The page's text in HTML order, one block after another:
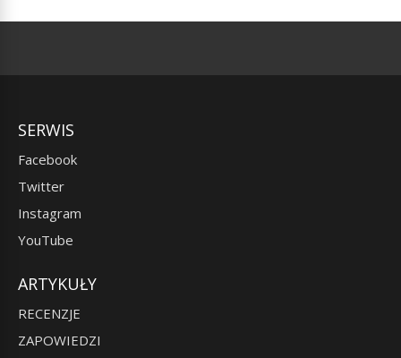
SERWIS
Facebook
Twitter
Instagram
YouTube
ARTYKUŁY
RECENZJE
ZAPOWIEDZI